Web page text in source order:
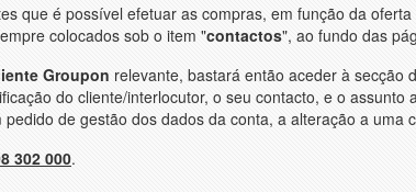
que é possível efetuar as compras, em função da
colocados sob o item "contactos", ao fundo das
Groupon relevante, bastará então aceder à secção
do cliente/interlocutor, o seu contacto, e o
de gestão dos dados da conta, a alteração a uma
302 000.